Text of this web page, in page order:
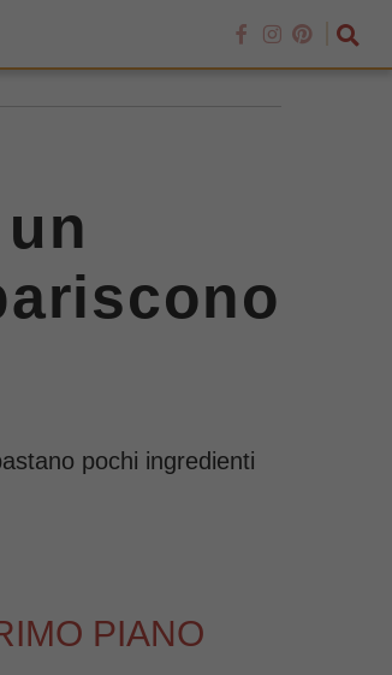
pochi ingredienti
PIANO